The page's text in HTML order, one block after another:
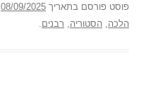
פוסט פורסם בתאריך 08/09/2025
הלכה הסטוריה רבנים